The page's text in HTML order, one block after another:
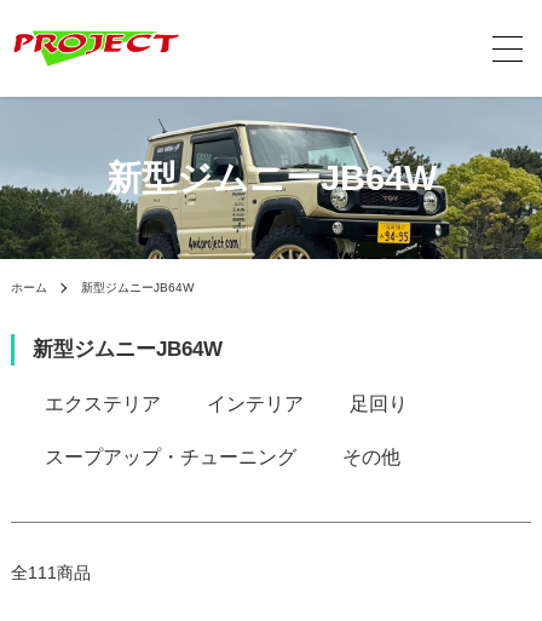
新型ジムニーJB64W
ホーム 新型ジムニーJB64W
新型ジムニーJB64W
カテゴリー一覧
エクステリア インテリア 足回り
スープアップ・チューニング その他
全111商品